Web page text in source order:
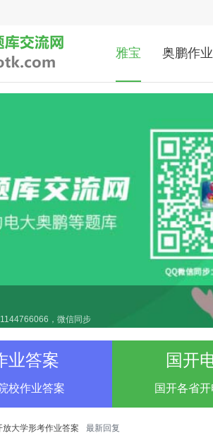
雅宝 奥鹏作业
，微信同步
业答案
校作业答案
国开
国开各省
放大学形考作业答案 最新回复